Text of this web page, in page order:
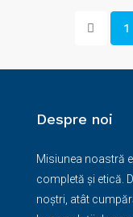
1
Despre noi
Misiunea noastră
completă şi etică.
noştri, atât